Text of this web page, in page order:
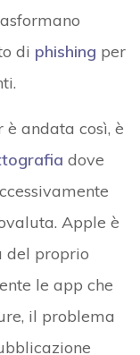
di phishing per
andata così, è
dove
Apple è
del proprio
le app che
il problema